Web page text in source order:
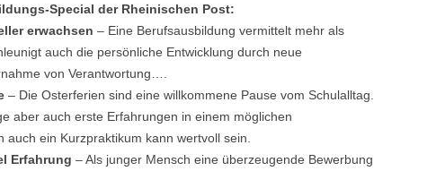
Special der Rheinischen Post:
erwachsen – Eine Berufsausbildung vermittelt mehr als
auch die persönliche Entwicklung durch neue
von Verantwortung….
– Die Osterferien sind eine willkommene Pause vom Schulalltag.
aber auch erste Erfahrungen in einem möglichen
ein Kurzpraktikum kann wertvoll sein.
Erfahrung – Als junger Mensch eine überzeugende Bewerbung